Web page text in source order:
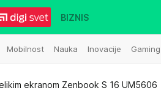
Mobilnost Nauka Inovacije Gaming
BIZNIS
ekranom Zenbook S 16 UM5606